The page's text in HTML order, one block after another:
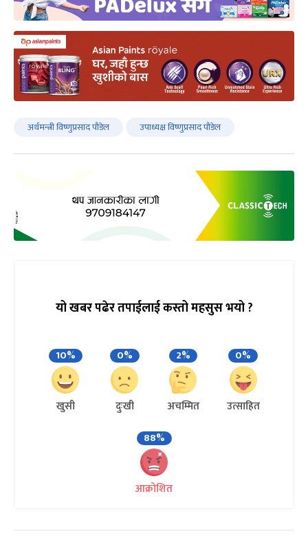
अर्थमन्त्री विष्णुप्रसाद पौडेल उपाध्यक्ष विष्णुप्रसाद पौडेल
यो खबर पढेर तपाईलाई कस्तो महसुस भयो ?
10%
खुसी
0%
दुःखी
2%
अचम्मित
0%
उत्साहित
88%
आक्रोशित